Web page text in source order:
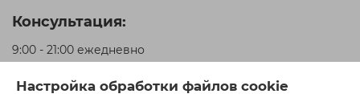
Настройка обработки файлов cookie
Консультация:
9:00 - 21:00 ежедневно
+375 (29) 550-00-21 (МТС)